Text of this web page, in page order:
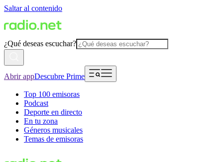
Saltar al contenido
¿Qué deseas escuchar?
Abrir appDescubre Prime
Top 100 emisoras
Podcast
Deporte en directo
En tu zona
Géneros musicales
Temas de emisoras